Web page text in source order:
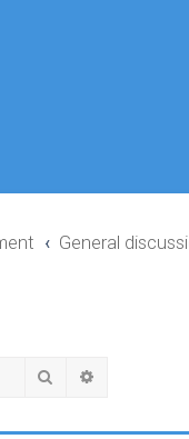
General
Rechercher